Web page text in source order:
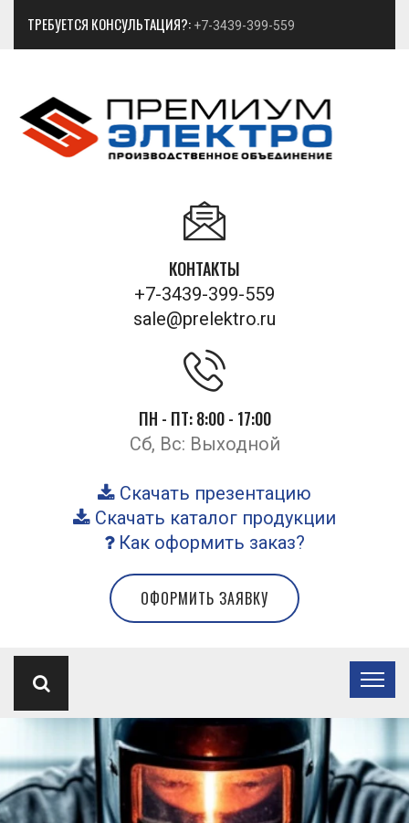
ТРЕБУЕТСЯ КОНСУЛЬТАЦИЯ?: +7-3439-399-559
КОНТАКТЫ
+7-3439-399-559
sale@prelektro.ru
ПН - ПТ: 8:00 - 17:00
Сб, Вс: Выходной
Скачать презентацию
Скачать каталог продукции
Как оформить заказ?
ОФОРМИТЬ ЗАЯВКУ